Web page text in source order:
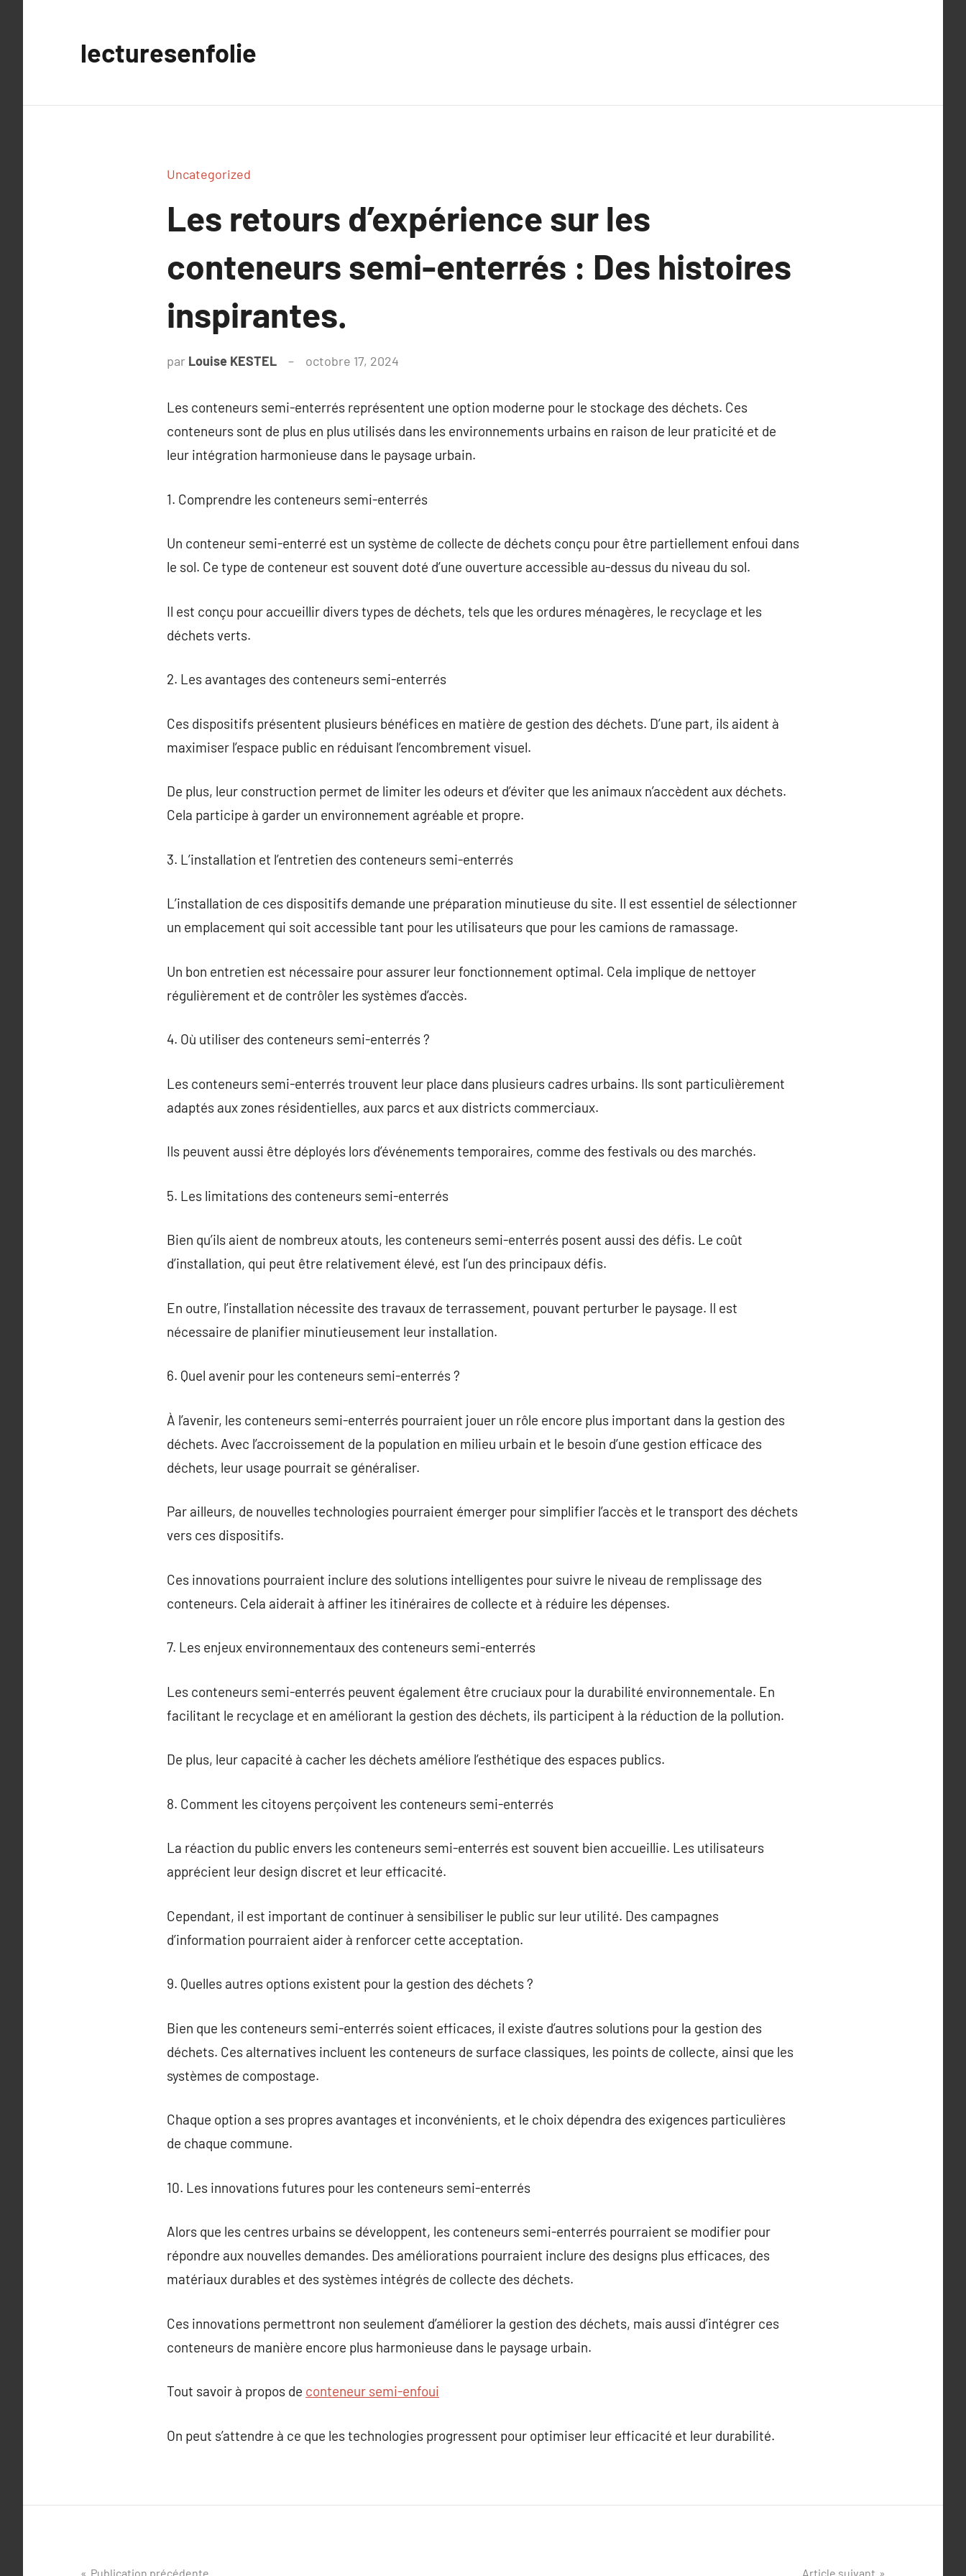
lecturesenfolie
Uncategorized
Les retours d’expérience sur les
conteneurs semi-enterrés : Des histoires
inspirantes.
par Louise KESTEL octobre 17, 2024
Les conteneurs semi-enterrés représentent une option moderne pour le stockage des déchets. Ces
conteneurs sont de plus en plus utilisés dans les environnements urbains en raison de leur praticité et de
leur intégration harmonieuse dans le paysage urbain.
1. Comprendre les conteneurs semi-enterrés
Un conteneur semi-enterré est un système de collecte de déchets conçu pour être partiellement enfoui dans
le sol. Ce type de conteneur est souvent doté d’une ouverture accessible au-dessus du niveau du sol.
Il est conçu pour accueillir divers types de déchets, tels que les ordures ménagères, le recyclage et les
déchets verts.
2. Les avantages des conteneurs semi-enterrés
Ces dispositifs présentent plusieurs bénéfices en matière de gestion des déchets. D’une part, ils aident à
maximiser l’espace public en réduisant l’encombrement visuel.
De plus, leur construction permet de limiter les odeurs et d’éviter que les animaux n’accèdent aux déchets.
Cela participe à garder un environnement agréable et propre.
3. L’installation et l’entretien des conteneurs semi-enterrés
L’installation de ces dispositifs demande une préparation minutieuse du site. Il est essentiel de sélectionner
un emplacement qui soit accessible tant pour les utilisateurs que pour les camions de ramassage.
Un bon entretien est nécessaire pour assurer leur fonctionnement optimal. Cela implique de nettoyer
régulièrement et de contrôler les systèmes d’accès.
4. Où utiliser des conteneurs semi-enterrés ?
Les conteneurs semi-enterrés trouvent leur place dans plusieurs cadres urbains. Ils sont particulièrement
adaptés aux zones résidentielles, aux parcs et aux districts commerciaux.
Ils peuvent aussi être déployés lors d’événements temporaires, comme des festivals ou des marchés.
5. Les limitations des conteneurs semi-enterrés
Bien qu’ils aient de nombreux atouts, les conteneurs semi-enterrés posent aussi des défis. Le coût
d’installation, qui peut être relativement élevé, est l’un des principaux défis.
En outre, l’installation nécessite des travaux de terrassement, pouvant perturber le paysage. Il est
nécessaire de planifier minutieusement leur installation.
6. Quel avenir pour les conteneurs semi-enterrés ?
À l’avenir, les conteneurs semi-enterrés pourraient jouer un rôle encore plus important dans la gestion des
déchets. Avec l’accroissement de la population en milieu urbain et le besoin d’une gestion efficace des
déchets, leur usage pourrait se généraliser.
Par ailleurs, de nouvelles technologies pourraient émerger pour simplifier l’accès et le transport des déchets
vers ces dispositifs.
Ces innovations pourraient inclure des solutions intelligentes pour suivre le niveau de remplissage des
conteneurs. Cela aiderait à affiner les itinéraires de collecte et à réduire les dépenses.
7. Les enjeux environnementaux des conteneurs semi-enterrés
Les conteneurs semi-enterrés peuvent également être cruciaux pour la durabilité environnementale. En
facilitant le recyclage et en améliorant la gestion des déchets, ils participent à la réduction de la pollution.
De plus, leur capacité à cacher les déchets améliore l’esthétique des espaces publics.
8. Comment les citoyens perçoivent les conteneurs semi-enterrés
La réaction du public envers les conteneurs semi-enterrés est souvent bien accueillie. Les utilisateurs
apprécient leur design discret et leur efficacité.
Cependant, il est important de continuer à sensibiliser le public sur leur utilité. Des campagnes
d’information pourraient aider à renforcer cette acceptation.
9. Quelles autres options existent pour la gestion des déchets ?
Bien que les conteneurs semi-enterrés soient efficaces, il existe d’autres solutions pour la gestion des
déchets. Ces alternatives incluent les conteneurs de surface classiques, les points de collecte, ainsi que les
systèmes de compostage.
Chaque option a ses propres avantages et inconvénients, et le choix dépendra des exigences particulières
de chaque commune.
10. Les innovations futures pour les conteneurs semi-enterrés
Alors que les centres urbains se développent, les conteneurs semi-enterrés pourraient se modifier pour
répondre aux nouvelles demandes. Des améliorations pourraient inclure des designs plus efficaces, des
matériaux durables et des systèmes intégrés de collecte des déchets.
Ces innovations permettront non seulement d’améliorer la gestion des déchets, mais aussi d’intégrer ces
conteneurs de manière encore plus harmonieuse dans le paysage urbain.
Tout savoir à propos de conteneur semi-enfoui
On peut s’attendre à ce que les technologies progressent pour optimiser leur efficacité et leur durabilité.
Publication précédente Article suivant